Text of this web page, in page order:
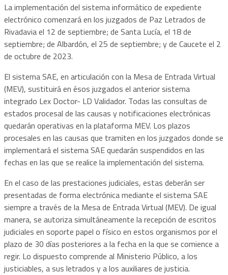
La implementación del sistema informático de expediente
electrónico comenzará en los juzgados de Paz Letrados de
Rivadavia el 12 de septiembre; de Santa Lucía, el 18 de
septiembre; de Albardón, el 25 de septiembre; y de Caucete el 2
de octubre de 2023.
El sistema SAE, en articulación con la Mesa de Entrada Virtual
(MEV), sustituirá en ésos juzgados el anterior sistema
integrado Lex Doctor- LD Validador. Todas las consultas de
estados procesal de las causas y notificaciones electrónicas
quedarán operativas en la plataforma MEV. Los plazos
procesales en las causas que tramiten en los juzgados donde se
implementará el sistema SAE quedarán suspendidos en las
fechas en las que se realice la implementación del sistema.
En el caso de las prestaciones judiciales, estas deberán ser
presentadas de forma electrónica mediante el sistema SAE
siempre a través de la Mesa de Entrada Virtual (MEV). De igual
manera, se autoriza simultáneamente la recepción de escritos
judiciales en soporte papel o físico en estos organismos por el
plazo de 30 días posteriores a la fecha en la que se comience a
regir. Lo dispuesto comprende al Ministerio Público, a los
justiciables, a sus letrados y a los auxiliares de justicia.